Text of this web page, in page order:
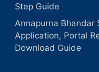
Step Guide
Annapurna Bhandar
Application, Portal
Download Guide